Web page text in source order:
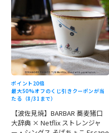
ポイント20倍
最大50%オフのくじ引きクーポンが当
たる（8/31まで）
【波佐見焼】BARBAR 蕎麦猪口
大辞典 × Netflix ストレンジャ